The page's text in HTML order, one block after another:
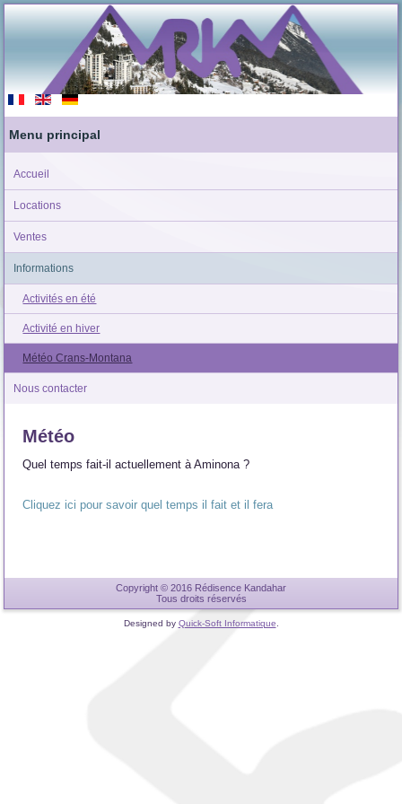
Menu principal
Accueil
Locations
Ventes
Informations
Activités en été
Activité en hiver
Météo Crans-Montana
Nous contacter
Météo
Quel temps fait-il actuellement à Aminona ?
Cliquez ici pour savoir quel temps il fait et il fera
Copyright © 2016 Rédisence Kandahar
Tous droits réservés
Designed by Quick-Soft Informatique.